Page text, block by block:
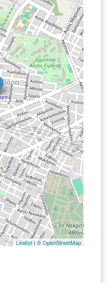
Leaflet | ©OpenStreetMap